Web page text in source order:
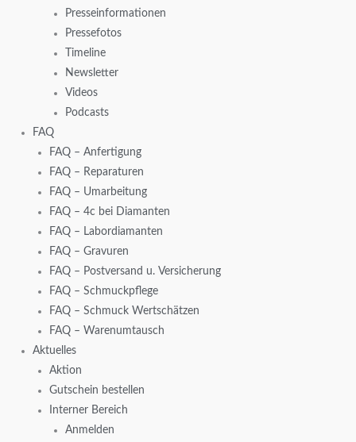
Presseinformationen
Pressefotos
Timeline
Newsletter
Videos
Podcasts
FAQ
FAQ – Anfertigung
FAQ – Reparaturen
FAQ – Umarbeitung
FAQ – 4c bei Diamanten
FAQ – Labordiamanten
FAQ – Gravuren
FAQ – Postversand u. Versicherung
FAQ – Schmuckpflege
FAQ – Schmuck Wertschätzen
FAQ – Warenumtausch
Aktuelles
Aktion
Gutschein bestellen
Interner Bereich
Anmelden